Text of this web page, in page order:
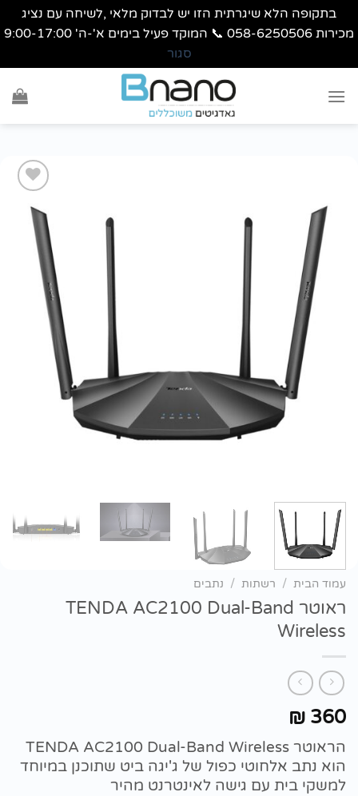
בתקופה הלא שיגרתית הזו יש לבדוק מלאי ,לשיחה עם נציג
מכירות 058-6250506 📞 המוקד פעיל בימים א'-ה' 9:00-17:00
סגור
הוסף
לרשימת
wishlist
עמוד הבית / רשתות / נתבים
ראוטר TENDA AC2100 Dual-Band
Wireless
₪ 360
הראוטר TENDA AC2100 Dual-Band Wireless
הוא נתב אלחוטי כפול של ג'יגה ביט שתוכנן במיוחד
למשקי בית עם גישה לאינטרנט מהיר